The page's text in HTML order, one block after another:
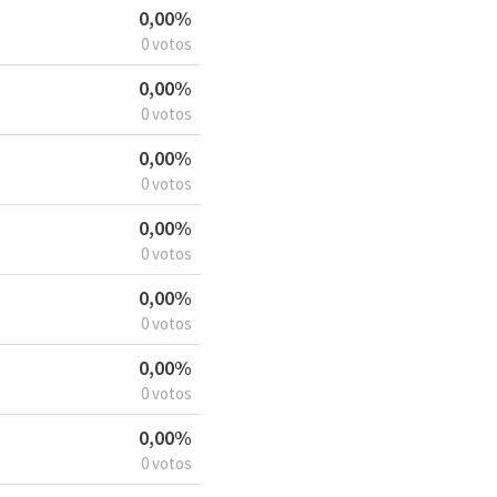
0,00%
0 votos
0,00%
0 votos
0,00%
0 votos
0,00%
0 votos
0,00%
0 votos
0,00%
0 votos
0,00%
0 votos